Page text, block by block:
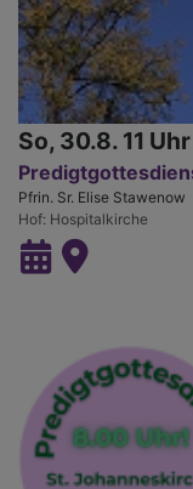
So, 30.8. 11 Uhr
Pfrin. Sr. Elise Stawenow
Hof Hospitalkirche